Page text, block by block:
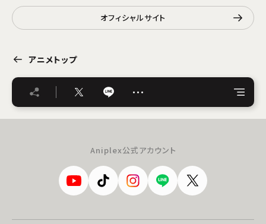
オフィシャルサイト
アニメトップ
…
Aniplex公式アカウント